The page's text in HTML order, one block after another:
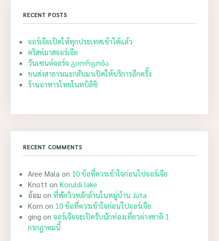
RECENT POSTS
จอร์เจียเปิดให้ทุกประเทศเข้าได้แล้ว
คริสต์มาสจอร์เจีย
วันเซนต์จอร์จ გიორგობა
ขนส่งสาธารณะกลับมาเปิดให้บริการอีกครั้ง
ร้านอาหารไทยในทบิลิซิ
RECENT COMMENTS
Aree Mala on 10 ข้อที่ควรเข้าใจก่อนไปจอร์เจีย
Knott onKoruldi lake
อ้อม onที่พักวิวหลักล้านในหมู่บ้าน Juta
Korn on 10 ข้อที่ควรเข้าใจก่อนไปจอร์เจีย
ging onจอร์เจียจะเปิดรับนักท่องเที่ยวต่างชาติ 1
กรกฎาคมนี้